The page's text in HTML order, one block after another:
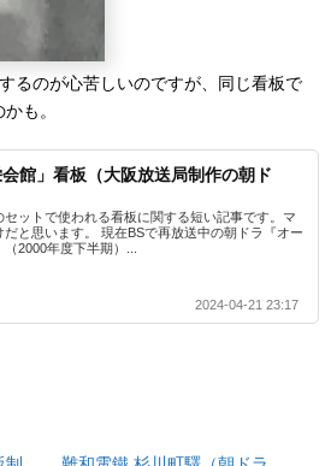
るのが心苦しいのですが、同じ看板で
も。
会館」看板（大阪放送局制作の朝ド
セットで使われる看板に関する短い記事です。マ
だと思います。 現在BSで再放送中の朝ドラ『オー
（2000年度下半期）...
2024-04-21 23:17